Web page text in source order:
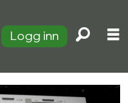
Logg inn